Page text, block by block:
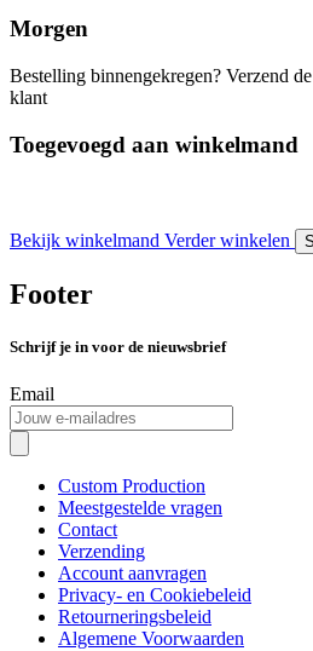
Morgen
Bestelling binnengekregen? Verzend
klant
Toegevoegd aan winkelmand
Bekijk winkelmand Verder winkelen
Footer
Schrijf je in voor de nieuwsbrief
Email
Custom Production
Meestgestelde vragen
Contact
Verzending
Account aanvragen
Privacy- en Cookiebeleid
Retourneringsbeleid
Algemene Voorwaarden